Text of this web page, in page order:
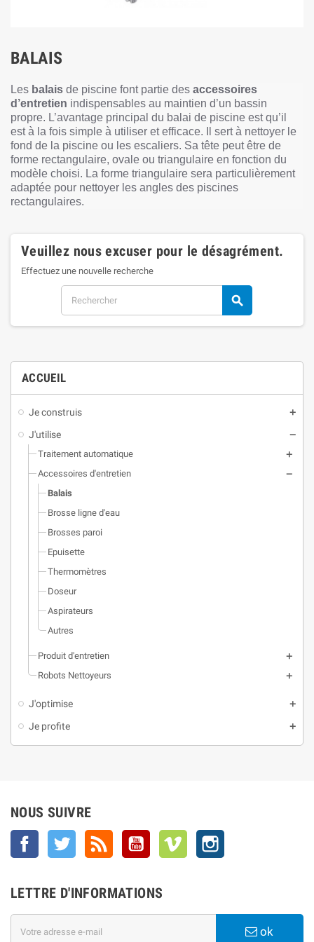
ACCUEIL
Je construis
J'utilise
Traitement automatique
Accessoires d'entretien
Balais
Brosse ligne d'eau
Brosses paroi
Epuisette
Thermomètres
Doseur
Aspirateurs
Autres
Produit d'entretien
Robots Nettoyeurs
J'optimise
Je profite
BALAIS
Les balais de piscine font partie des accessoires
d’entretien indispensables au maintien d’un bassin
propre. L’avantage principal du balai de piscine est qu’il
est à la fois simple à utiliser et efficace. Il sert à nettoyer le
fond de la piscine ou les escaliers. Sa tête peut être de
forme rectangulaire, ovale ou triangulaire en fonction du
modèle choisi. La forme triangulaire sera particulièrement
adaptée pour nettoyer les angles des piscines
rectangulaires.
Veuillez nous excuser pour le désagrément.
Effectuez une nouvelle recherche
search
NOUS SUIVRE
Facebook Twitter YouTube Vimeo
LETTRE D'INFORMATIONS
ok